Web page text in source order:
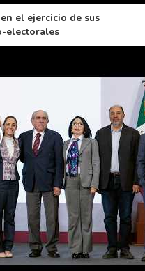
el ejercicio de sus
electorales